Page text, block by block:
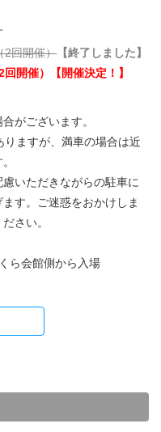
2回開催） 【終了しました】
開催）【開催決定！】
がございます。
ますが、満車の場合は近
いただきながらの駐車に
す。ご迷惑をおかけしま
さい。
ら会館側から入場